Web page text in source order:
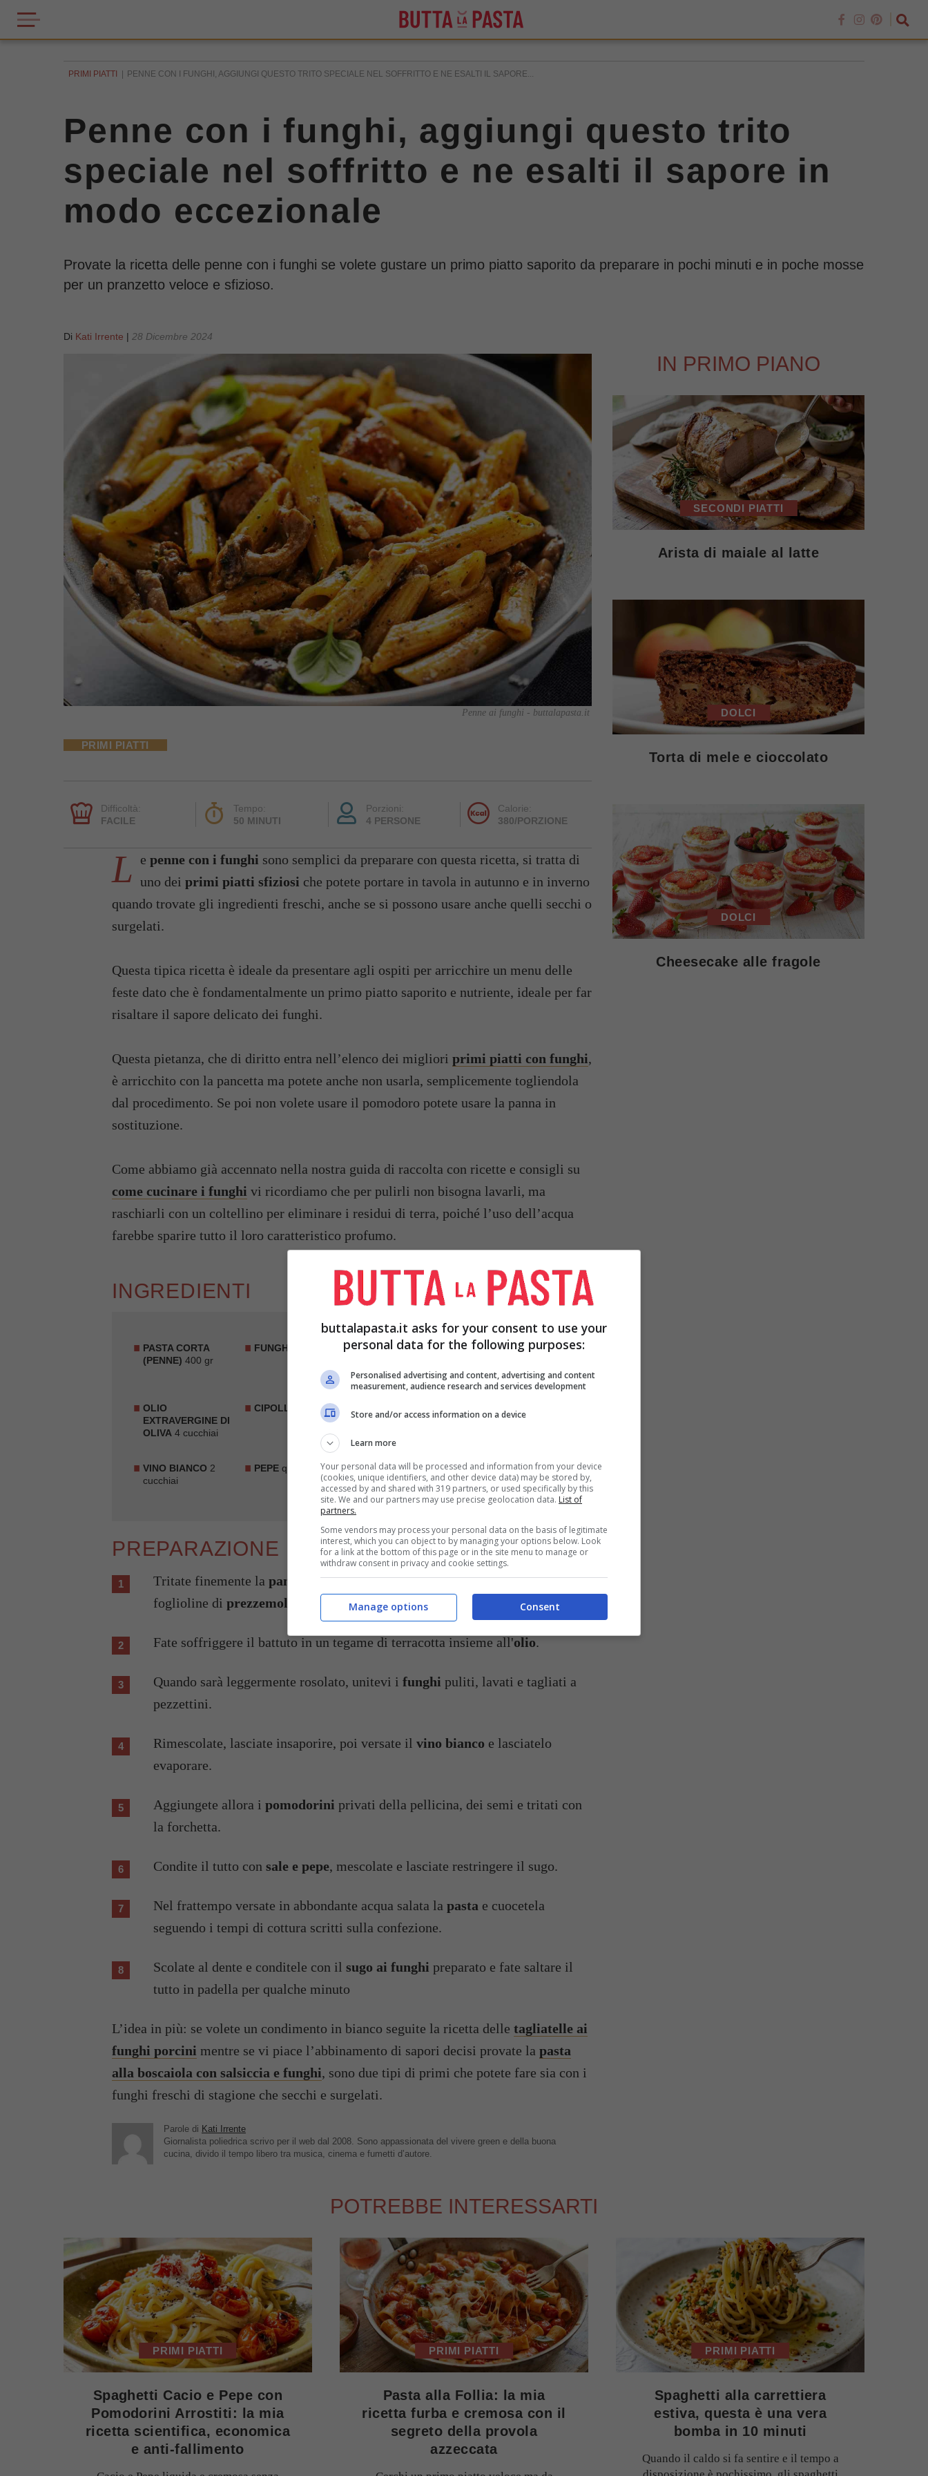
PRIMI PIATTI PENNE CON I FUNGHI, AGGIUNGI QUESTO TRITO SPECIALE NEL SOFFRITTO E NE ESALTI IL SAPORE...
Penne con i funghi, aggiungi questo trito
speciale nel soffritto e ne esalti il sapore in
modo eccezionale
Provate la ricetta delle penne con i funghi se volete gustare un primo piatto saporito da preparare in pochi minuti e in poche mosse
per un pranzetto veloce e sfizioso.
Di Kati Irrente | 28 Dicembre 2024
Penne ai funghi - buttalapasta.it
PRIMI PIATTI
Difficoltà:
FACILE
Tempo:
50 MINUTI
Porzioni:
4 PERSONE
Calorie:
380/PORZIONE
L e penne con i funghi sono semplici da preparare con questa ricetta, si tratta di
uno dei primi piatti sfiziosi che potete portare in tavola in autunno e in inverno
quando trovate gli ingredienti freschi, anche se si possono usare anche quelli secchi o
surgelati.
Questa tipica ricetta è ideale da presentare agli ospiti per arricchire un menu delle
feste dato che è fondamentalmente un primo piatto saporito e nutriente, ideale per far
risaltare il sapore delicato dei funghi.
Questa pietanza, che di diritto entra nell’elenco dei migliori primi piatti con funghi,
è arricchito con la pancetta ma potete anche non usarla, semplicemente togliendola
dal procedimento. Se poi non volete usare il pomodoro potete usare la panna in
sostituzione.
Come abbiamo già accennato nella nostra guida di raccolta con ricette e consigli su
come cucinare i funghi vi ricordiamo che per pulirli non bisogna lavarli, ma
raschiarli con un coltellino per eliminare i residui di terra, poiché l’uso dell’acqua
farebbe sparire tutto il loro caratteristico profumo.
INGREDIENTI
PASTA CORTA
(PENNE) 400 gr
FUNGHI PANCETTA200 gr
POMODORINI
300 gr
OLIO
EXTRAVERGINE DI
OLIVA 4 cucchiai
CIPOLLA metà
mazzetto
VINO BIANCO 2
cucchiai
PEPE q.b. SALEq.b.
PREPARAZIONE
Tritate finemente la pancetta con lacipolla, lo spicchio d'aglioe le
foglioline di prezzemolo
Fate soffriggere il battuto in un tegame di terracotta insieme all'olio.
Quando sarà leggermente rosolato, unitevi i funghi puliti, lavati e tagliati a
pezzettini.
Rimescolate, lasciate insaporire, poi versate il vino bianco e lasciatelo
evaporare.
Aggiungete allora i pomodorini privati della pellicina, dei semi e tritati con
la forchetta.
Condite il tutto con sale e pepe, mescolate e lasciate restringere il sugo.
Nel frattempo versate in abbondante acqua salata la pasta e cuocetela
seguendo i tempi di cottura scritti sulla confezione.
Scolate al dente e conditele con il sugo ai funghi preparato e fate saltare il
tutto in padella per qualche minuto
L’idea in più: se volete un condimento in bianco seguite la ricetta delle tagliatelle ai
funghi porcini mentre se vi piace l’abbinamento di sapori decisi provate la pasta
alla boscaiola con salsiccia e funghi, sono due tipi di primi che potete fare sia con i
funghi freschi di stagione che secchi e surgelati.
Parole di Kati Irrente
Giornalista poliedrica scrivo per il web dal 2008. Sono appassionata del vivere green e della buona
cucina, divido il tempo libero tra musica, cinema e fumetti d’autore.
IN PRIMO PIANO
SECONDI PIATTI
Arista di maiale al latte
DOLCI
Torta di mele e cioccolato
DOLCI
Cheesecake alle fragole
POTREBBE INTERESSARTI
PRIMI PIATTI
Spaghetti Cacio e Pepe con
Pomodorini Arrostiti: la mia
ricetta scientifica, economica
e anti-fallimento
PRIMI PIATTI
Pasta alla Follia: la mia
ricetta furba e cremosa con il
segreto della provola
azzeccata
PRIMI PIATTI
Spaghetti alla carrettiera
estiva, questa è una vera
bomba in 10 minuti
Quando il caldo si fa sentire e il tempo a
buttalapasta.it asks for your consent to use your
personal data for the following purposes:
Personalised advertising and content, advertising and content
measurement, audience research and services development
Store and/or access information on a device
Learn more
Your personal data will be processed and information from your device
(cookies, unique identifiers, and other device data) may be stored by,
accessed by and shared with 319 partners, or used specifically by this
site. We and our partners may use precise geolocation data. List of
partners.
Some vendors may process your personal data on the basis of legitimate
interest, which you can object to by managing your options below. Look
for a link at the bottom of this page or in the site menu to manage or
withdraw consent in privacy and cookie settings.
Consent
Manage options